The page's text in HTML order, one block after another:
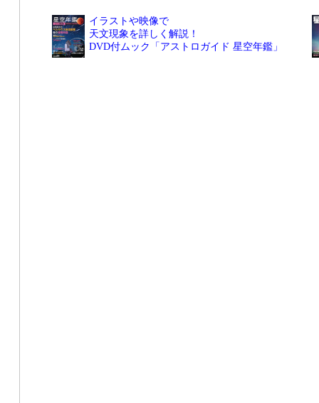
イラストや映像で
天文現象を詳しく解説！
DVD付ムック「アストロガイド 星空年鑑」